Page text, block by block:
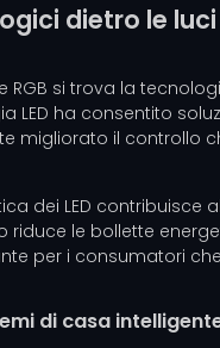
dietro le luci
RGB si trova la
LED ha consentito
migliorato il controllo
dei LED
riduce le bollette
per i consumatori
di casa